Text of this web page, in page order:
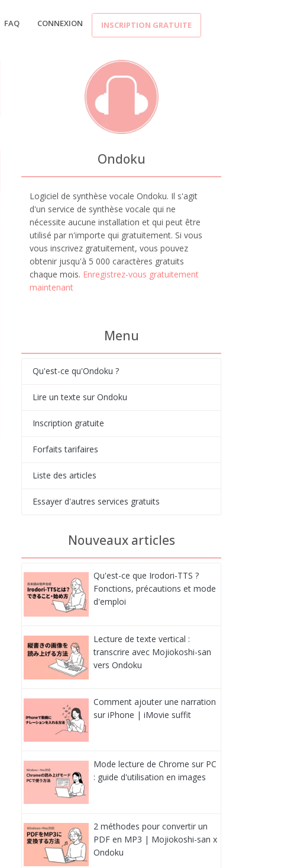
FAQ CONNEXION INSCRIPTION GRATUITE
Ondoku
Logiciel de synthèse vocale Ondoku. Il s'agit
d'un service de synthèse vocale qui ne
nécessite aucune installation et qui peut être
utilisé par n'importe qui gratuitement. Si vous
vous inscrivez gratuitement, vous pouvez
obtenir jusqu'à 5 000 caractères gratuits
chaque mois. Enregistrez-vous gratuitement
maintenant
Menu
Qu'est-ce qu'Ondoku ?
Lire un texte sur Ondoku
Inscription gratuite
Forfaits tarifaires
Liste des articles
Essayer d'autres services gratuits
Nouveaux articles
Qu'est-ce que Irodori-TTS ?
Fonctions, précautions et mode
d'emploi
Lecture de texte vertical :
transcrire avec Mojiokoshi-san
vers Ondoku
Comment ajouter une narration
sur iPhone | iMovie suffit
Mode lecture de Chrome sur PC
: guide d'utilisation en images
2 méthodes pour convertir un
PDF en MP3 | Mojiokoshi-san x
Ondoku